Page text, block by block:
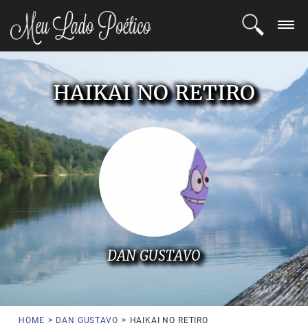
LOGIN
REGISTRO
POETAS
BLOG
COMUNIDADE
HAIKAI NO RETIRO
DAN GUSTAVO
HOME > DAN GUSTAVO > HAIKAI NO RETIRO